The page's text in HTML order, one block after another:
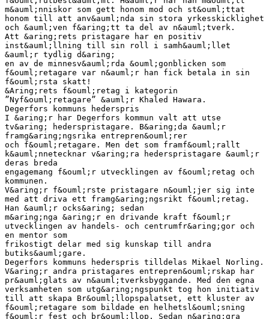
m&auml;nniskor som gett honom mod och st&ouml;ttat
honom till att anv&auml;nda sin stora yrkesskicklighet
och &auml;ven f&aring;tt ta del av n&auml;tverk.
Att &aring;rets pristagare har en positiv
inst&auml;llning till sin roll i samh&auml;llet
&auml;r tydlig d&aring;
en av de minnesv&auml;rda &ouml;gonblicken som
f&ouml;retagare var n&auml;r han fick betala in sin
f&ouml;rsta skatt!
&Aring;rets f&ouml;retag i kategorin
”Nyf&ouml;retagare” &auml;r Khaled Hawara.
Degerfors kommuns hederspris
I &aring;r har Degerfors kommun valt att utse
tv&aring; hederspristagare. B&aring;da &auml;r
framg&aring;ngsrika entrepren&ouml;rer
och f&ouml;retagare. Men det som framf&ouml;rallt
k&auml;nnetecknar v&aring;ra hederspristagare &auml;r
deras breda
engagemang f&ouml;r utvecklingen av f&ouml;retag och
kommunen.
V&aring;r f&ouml;rste pristagare n&ouml;jer sig inte
med att driva ett framg&aring;ngsrikt f&ouml;retag.
Han &auml;r ocks&aring; sedan
m&aring;nga &aring;r en drivande kraft f&ouml;r
utvecklingen av handels- och centrumfr&aring;gor och
en mentor som
frikostigt delar med sig kunskap till andra
butiks&auml;gare.
Degerfors kommuns hederspris tilldelas Mikael Norling.
V&aring;r andra pristagares entrepren&ouml;rskap har
pr&auml;glats av n&auml;tverksbyggande. Med den egna
verksamheten som utg&aring;ngspunkt tog hon initiativ
till att skapa Br&ouml;llopspalatset, ett kluster av
f&ouml;retagare som bildade en helhetsl&ouml;sning
f&ouml;r fest och br&ouml;llop. Sedan n&aring;gra